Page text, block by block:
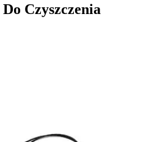
Czyszczenia